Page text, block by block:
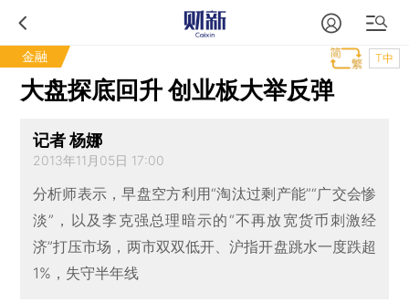
金融 T中
大盘探底回升 创业板大举反弹
记者 杨娜
2013年11月05日 17:00
分析师表示，早盘空方利用“淘汰过剩产能”“广交会惨
淡”，以及李克强总理暗示的“不再放宽货币刺激经
济”打压市场，两市双双低开、沪指开盘跳水一度跌超
1%，失守半年线